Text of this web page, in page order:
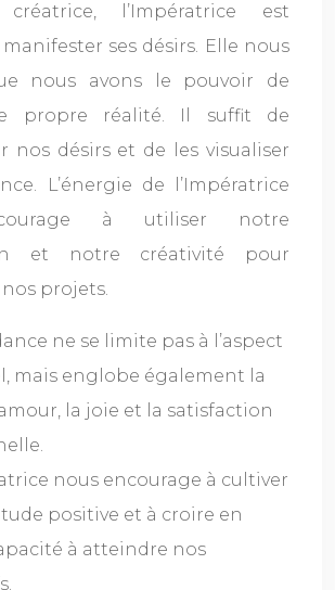
créatrice, l’Impératrice est
ses désirs. Elle nous
nous avons le pouvoir de
propre réalité. Il suffit de
nos désirs et de les visualiser
L’énergie de l’Impératrice
à utiliser notre
et notre créativité pour
projets.
ne se limite pas à l’aspect
mais englobe également la
la joie et la satisfaction
nous encourage à cultiver
positive et à croire en
à atteindre nos